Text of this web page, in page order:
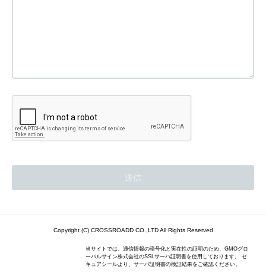
Copyright (C) CROSSROADD CO.,LTD All Rights Reserved
当サイトでは、通信情報の暗号化と実在性の証明のため、GMOグロ
ーバルサイン株式会社のSSLサーバ証明書を使用しております。 セ
キュアシールより、サーバ証明書の検証結果をご確認ください。